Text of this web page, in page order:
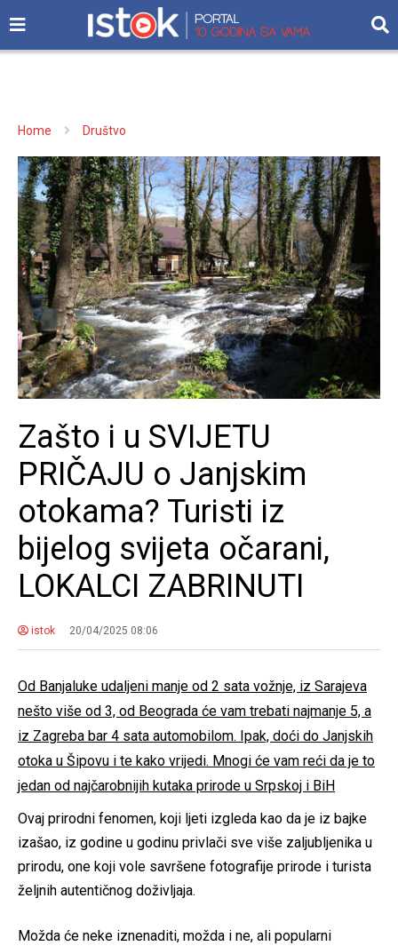
Home Društvo
Zašto i u SVIJETU
PRIČAJU o Janjskim
otokama? Turisti iz
bijelog svijeta očarani,
LOKALCI ZABRINUTI
istok 20/04/2025 08:06
Od Banjaluke udaljeni manje od 2 sata vožnje, iz Sarajeva
nešto više od 3, od Beograda će vam trebati najmanje 5, a
iz Zagreba bar 4 sata automobilom. Ipak, doći do Janjskih
otoka u Šipovu i te kako vrijedi. Mnogi će vam reći da je to
jedan od najčarobnijih kutaka prirode u Srpskoj i BiH
Ovaj prirodni fenomen, koji ljeti izgleda kao da je iz bajke
izašao, iz godine u godinu privlači sve više zaljubljenika u
prirodu, one koji vole savršene fotografije prirode i turista
željnih autentičnog doživljaja.
Možda će neke iznenaditi, možda i ne, ali popularni